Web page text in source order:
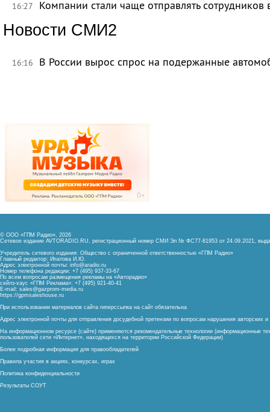
16:27 Компании стали чаще отправлять сотрудников
Новости СМИ2
16:16 В России вырос спрос на подержанные
© ООО «ГПМ Радио», 2026
Сетевое издание AVTORADIO.RU, регистрационный номер СМИ Эл № ФС77-81953 от 24.09.2021,
Учредитель сетевого издания: Общество с ограниченной ответственностью «ГПМ Радио»
Главный редактор: Ипатова И.Ю.
Адрес электронной почты: info@aradio.ru
Номер телефона редакции: +7 (495) 937-33-67
По всем вопросам размещения рекламы на «Авторадио»
сейлз-хаус «ГПМ Реклама»: +7 (495) 921-40-41
E-mail: sales@gazprom-media.ru
https://gpmsaleshouse.ru
При использовании материалов сайта гиперссылка на сайт обязательна
Адрес электронной почты для отправления досудебной претензии по вопросам нарушения авторских
На информационном ресурсе (сайте) применяются рекомендательные технологии (информационные
пользователей сети «Интернет», находящихся на территории Российской Федерации)
Более подробная информация для правообладателей
Правила участия в акциях, конкурсах, играх
Политика конфиденциальности
Результаты СОУТ